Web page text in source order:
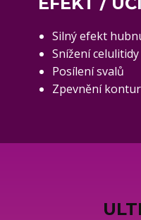
Silný efekt
Snížení celulitidy
Posílení svalů
Zpevnění